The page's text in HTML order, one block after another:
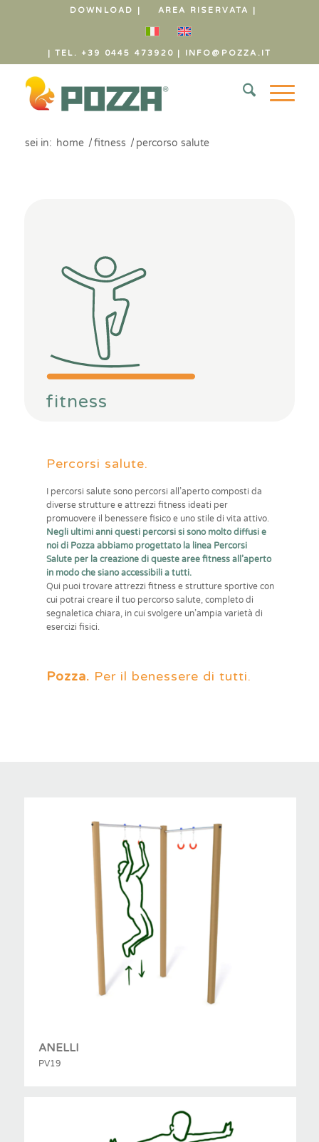
DOWNLOAD | AREA RISERVATA |
| TEL. +39 0445 473920 | INFO@POZZA.IT
sei in: home /fitness / percorso salute
fitness
Percorsi salute.
I percorsi salute sono percorsi all’aperto composti da
diverse strutture e attrezzi fitness ideati per
promuovere il benessere fisico e uno stile di vita attivo.
Negli ultimi anni questi percorsi si sono molto diffusi e
noi di Pozza abbiamo progettato la linea Percorsi
Salute per la creazione di queste aree fitness all’aperto
in modo che siano accessibili a tutti.
Qui puoi trovare attrezzi fitness e strutture sportive con
cui potrai creare il tuo percorso salute, completo di
segnaletica chiara, in cui svolgere un’ampia varietà di
esercizi fisici.
Pozza. Per il benessere di tutti.
ANELLI
PV19